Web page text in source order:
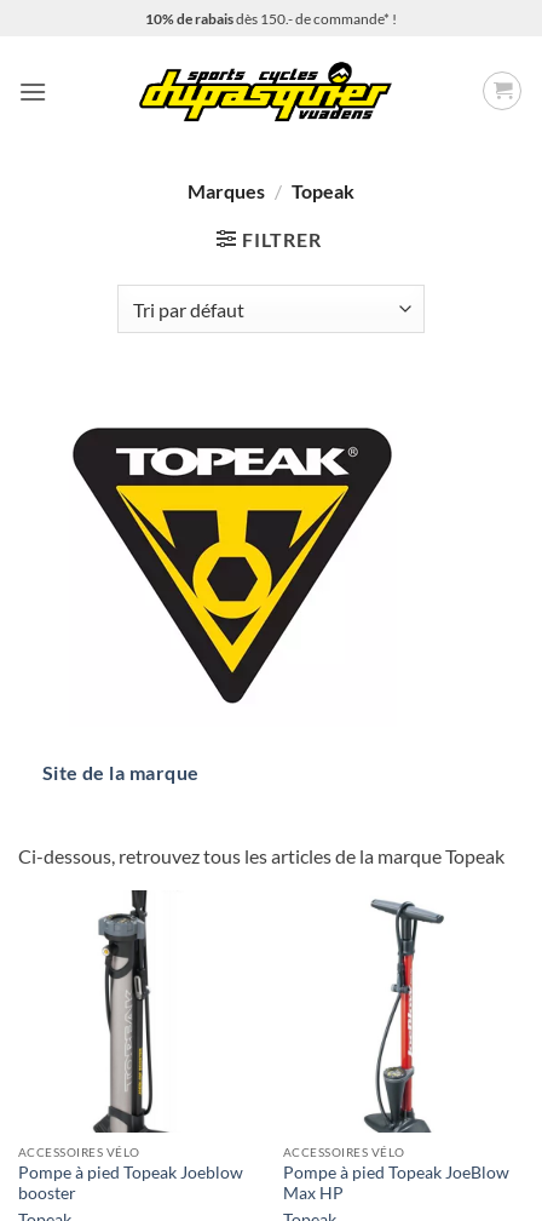
10% de rabaisdès 150.- de commande* !
Marques / Topeak
FILTRER
Site de la marque
Ci-dessous, retrouvez tous les articles de la marque Topeak
ACCESSOIRES VÉLO
Pompe à pied Topeak Joeblow
booster
ACCESSOIRES VÉLO
Pompe à pied Topeak JoeBlow
Max HP